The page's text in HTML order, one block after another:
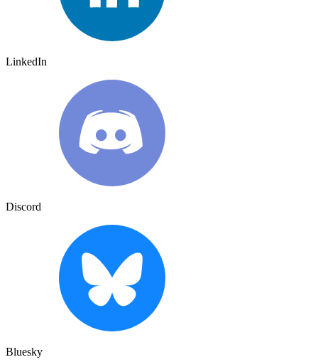
LinkedIn
Discord
Bluesky